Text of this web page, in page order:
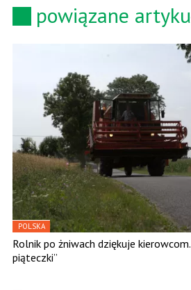
powiązane
POLSKA
Rolnik po żniwach dziękuje kierowcom.
piąteczki”